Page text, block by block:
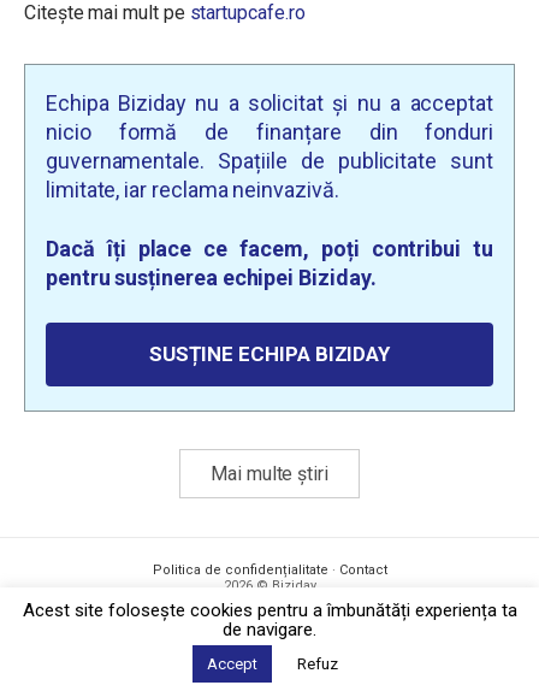
Citește mai mult pe startupcafe.ro
Echipa Biziday nu a solicitat și nu a acceptat
nicio formă de finanțare din fonduri
guvernamentale. Spațiile de publicitate sunt
limitate, iar reclama neinvazivă.
Dacă îți place ce facem, poți contribui tu
pentru susținerea echipei Biziday.
SUSȚINE ECHIPA BIZIDAY
Mai multe știri
Politica de confidențialitate · Contact
2026 © Biziday
Acest site foloseşte cookies pentru a îmbunătăți experiența ta
de navigare.
Accept Refuz